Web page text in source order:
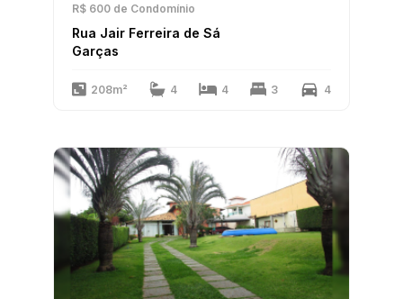
R$ 600 de Condomínio
Rua Jair Ferreira de Sá
Garças
208m² 4 4 3 4